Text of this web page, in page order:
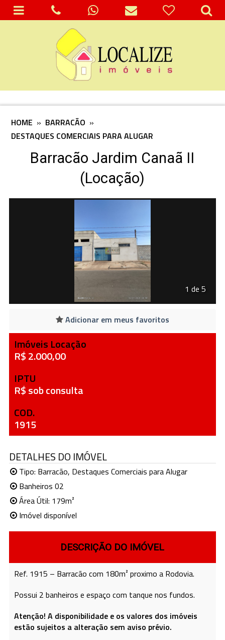
HOME » BARRACÃO »
DESTAQUES COMERCIAIS PARA ALUGAR
Barracão Jardim Canaã II
(Locação)
1 de 5
Adicionar em meus favoritos
Imóveis Locação
R$ 2.000,00
IPTU
R$ sob consulta
COD.
1915
DETALHES DO IMÓVEL
Tipo: Barracão, Destaques Comerciais para Alugar
Banheiros 02
Área Útil: 179m²
Imóvel disponível
DESCRIÇÃO DO IMÓVEL
Ref. 1915 – Barracão com 180m² proximo a Rodovia.
Possui 2 banheiros e espaço com tanque nos fundos.
Atenção! A disponibilidade e os valores dos imóveis
estão sujeitos a alteração sem aviso prévio.